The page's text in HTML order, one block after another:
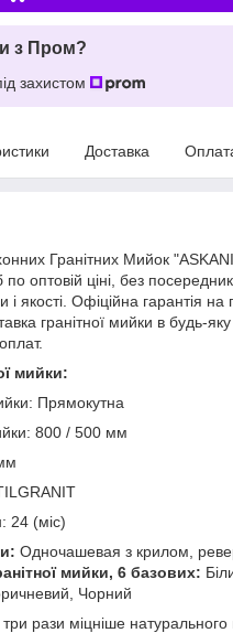
з Пром?
захистом
Доставка
Гранітних Мийок
оптовій ціні, без
і якості. Офіційна гарантія на
гранітної мийки в будь-яку
мийки:
Прямокутна
800 / 500 мм
24 (міс)
Одночашевая з крилом,
мийки, 6 базових:
Чорний
рази міцніше натурального